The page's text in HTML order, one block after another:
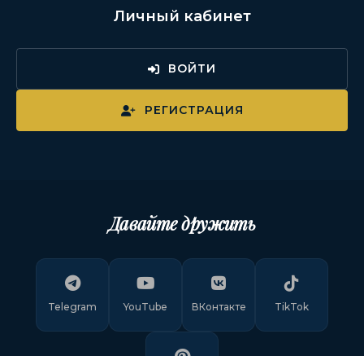
Личный кабинет
ВОЙТИ
РЕГИСТРАЦИЯ
Давайте дружить
Telegram YouTube ВКонтакте TikTok